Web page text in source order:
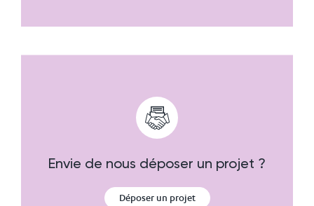
Envie de nous déposer un projet ?
Déposer un projet